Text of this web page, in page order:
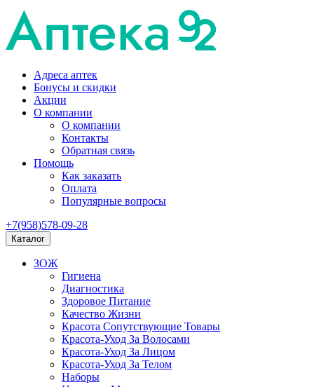
Адреса аптек
Бонусы и скидки
Акции
О компании
О компании
Контакты
Обратная связь
Помощь
Как заказать
Оплата
Популярные вопросы
+7(958)578-09-28
Каталог
ЗОЖ
Гигиена
Диагностика
Здоровое Питание
Качество Жизни
Красота Сопутствующие Товары
Красота-Уход За Волосами
Красота-Уход За Лицом
Красота-Уход За Телом
Наборы